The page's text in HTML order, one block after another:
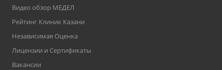
Видео обзор МЕДЕЛ
Рейтинг Клиник Казани
Независимая Оценка
Лицензии и Сертификаты
Вакансии